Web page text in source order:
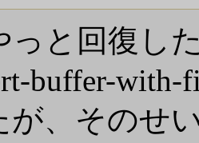
っと回復し
buffer-with-
が、そのせ